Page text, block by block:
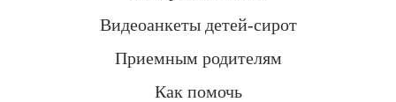
Видеоанкеты детей-сирот
Приемным родителям
Как помочь